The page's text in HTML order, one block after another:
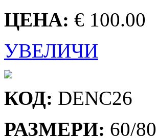
ЦЕНА: € 100.00
УВЕЛИЧИ
КОД: DENC26
РАЗМЕРИ: 60/80